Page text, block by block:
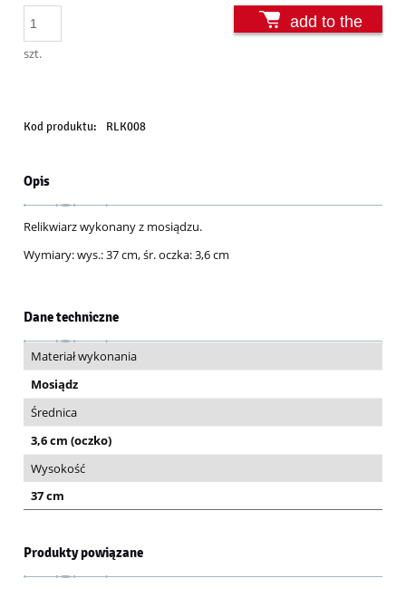
szt.
add to the
Kod produktu: RLK008
Opis
Relikwiarz wykonany z mosiądzu.
Wymiary: wys.: 37 cm, śr. oczka: 3,6 cm
Dane techniczne
Materiał wykonania
Mosiądz
Średnica
3,6 cm (oczko)
Wysokość
37 cm
Produkty powiązane